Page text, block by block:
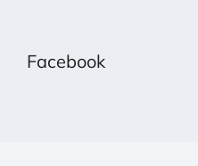
Facebook